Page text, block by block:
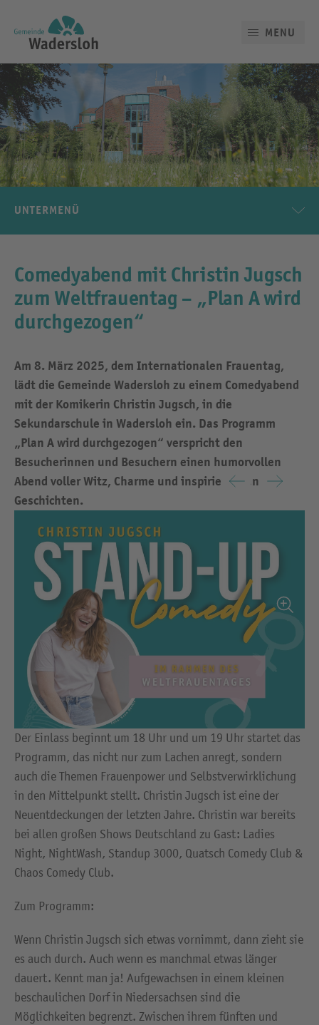
MENU
UNTERMENÜ
Comedyabend mit Christin Jugsch
zum Weltfrauentag – „Plan A wird
durchgezogen“
Am 8. März 2025, dem Internationalen Frauentag,
lädt die Gemeinde Wadersloh zu einem Comedyabend
mit der Komikerin Christin Jugsch, in die
Sekundarschule in Wadersloh ein. Das Programm
„Plan A wird durchgezogen“ verspricht den
Besucherinnen und Besuchern einen humorvollen
Abend voller Witz, Charme und inspirierenden
Geschichten.
Der Einlass beginnt um 18 Uhr und um 19 Uhr startet das
Programm, das nicht nur zum Lachen anregt, sondern
auch die Themen Frauenpower und Selbstverwirklichung
in den Mittelpunkt stellt. Christin Jugsch ist eine der
Neuentdeckungen der letzten Jahre. Christin war bereits
bei allen großen Shows Deutschland zu Gast: Ladies
Night, NightWash, Standup 3000, Quatsch Comedy Club &
Chaos Comedy Club.
Zum Programm:
Wenn Christin Jugsch sich etwas vornimmt, dann zieht sie
es auch durch. Auch wenn es manchmal etwas länger
dauert. Kennt man ja! Aufgewachsen in einem kleinen
beschaulichen Dorf in Niedersachsen sind die
Möglichkeiten begrenzt. Zwischen ihrem fünften und